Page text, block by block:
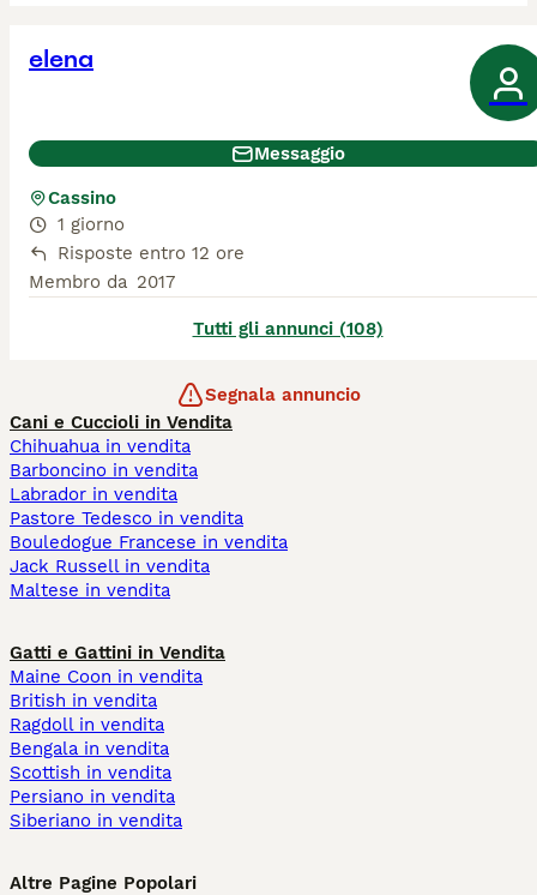
elena
Messaggio
Cassino
1 giorno
Risposte entro 12 ore
Membro da 2017
Tutti gli annunci (108)
Segnala annuncio
Cani e Cuccioli in Vendita
Chihuahua in vendita
Barboncino in vendita
Labrador in vendita
Pastore Tedesco in vendita
Bouledogue Francese in vendita
Jack Russell in vendita
Maltese in vendita
Gatti e Gattini in Vendita
Maine Coon in vendita
British in vendita
Ragdoll in vendita
Bengala in vendita
Scottish in vendita
Persiano in vendita
Siberiano in vendita
Altre Pagine Popolari